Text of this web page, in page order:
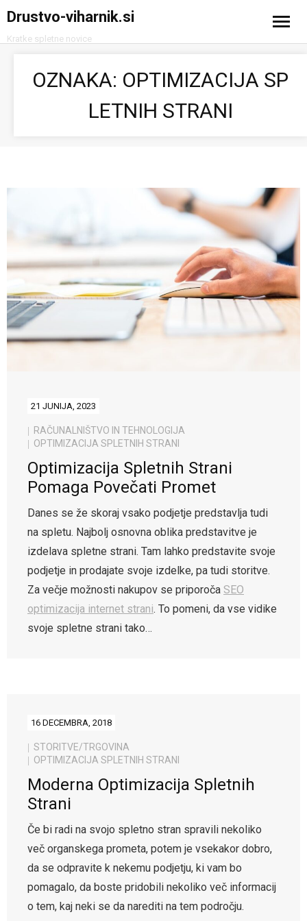
Drustvo-viharnik.si
Kratke spletne novice
OZNAKA: OPTIMIZACIJA SP
LETNIH STRANI
21 JUNIJA, 2023
RAČUNALNIŠTVO IN TEHNOLOGIJA
OPTIMIZACIJA SPLETNIH STRANI
Optimizacija Spletnih Strani
Pomaga Povečati Promet
Danes se že skoraj vsako podjetje predstavlja tudi
na spletu. Najbolj osnovna oblika predstavitve je
izdelava spletne strani. Tam lahko predstavite svoje
podjetje in prodajate svoje izdelke, pa tudi storitve.
Za večje možnosti nakupov se priporoča SEO
optimizacija internet strani. To pomeni, da vse vidike
svoje spletne strani tako…
16 DECEMBRA, 2018
STORITVE/TRGOVINA
OPTIMIZACIJA SPLETNIH STRANI
Moderna Optimizacija Spletnih
Strani
Če bi radi na svojo spletno stran spravili nekoliko
več organskega prometa, potem je vsekakor dobro,
da se odpravite k nekemu podjetju, ki vam bo
pomagalo, da boste pridobili nekoliko več informacij
o tem, kaj neki se da narediti na tem področju.